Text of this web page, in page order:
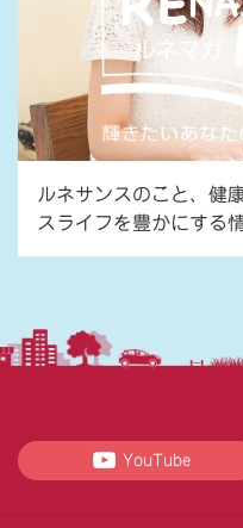
ルネサンスのこと、健
スライフを豊かにする
YouTube